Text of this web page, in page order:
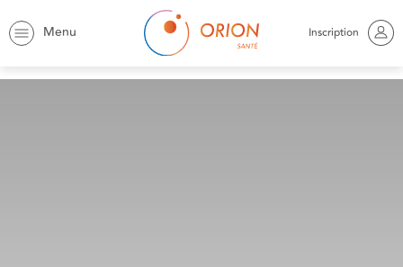
Menu Inscription
Le cancer du sein